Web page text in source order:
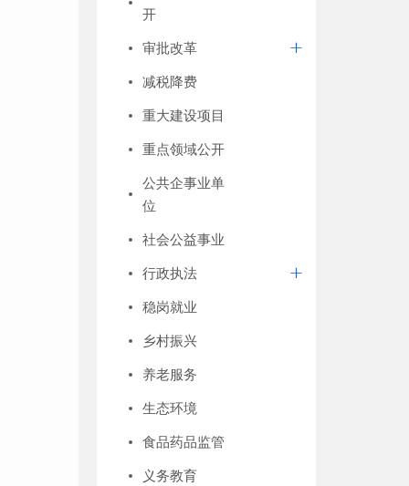
开
审批改革
减税降费
重大建设项目
重点领域公开
公共企事业单
位
社会公益事业
行政执法
稳岗就业
乡村振兴
养老服务
生态环境
食品药品监管
义务教育